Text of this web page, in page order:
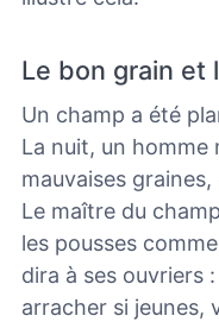
Le bon grain et
Un champ a été
La nuit, un homme
mauvaises graines,
Le maître du
les pousses
dira à ses ouvriers
arracher si jeunes,